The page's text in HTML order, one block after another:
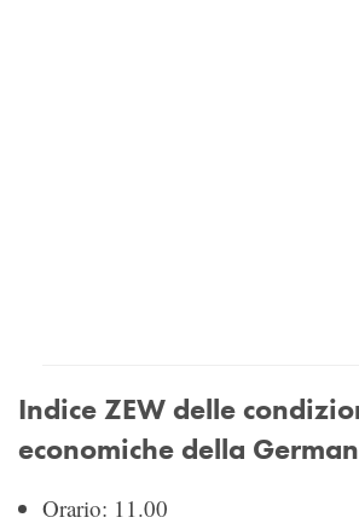
Indice ZEW delle
economiche della
Orario: 11.00